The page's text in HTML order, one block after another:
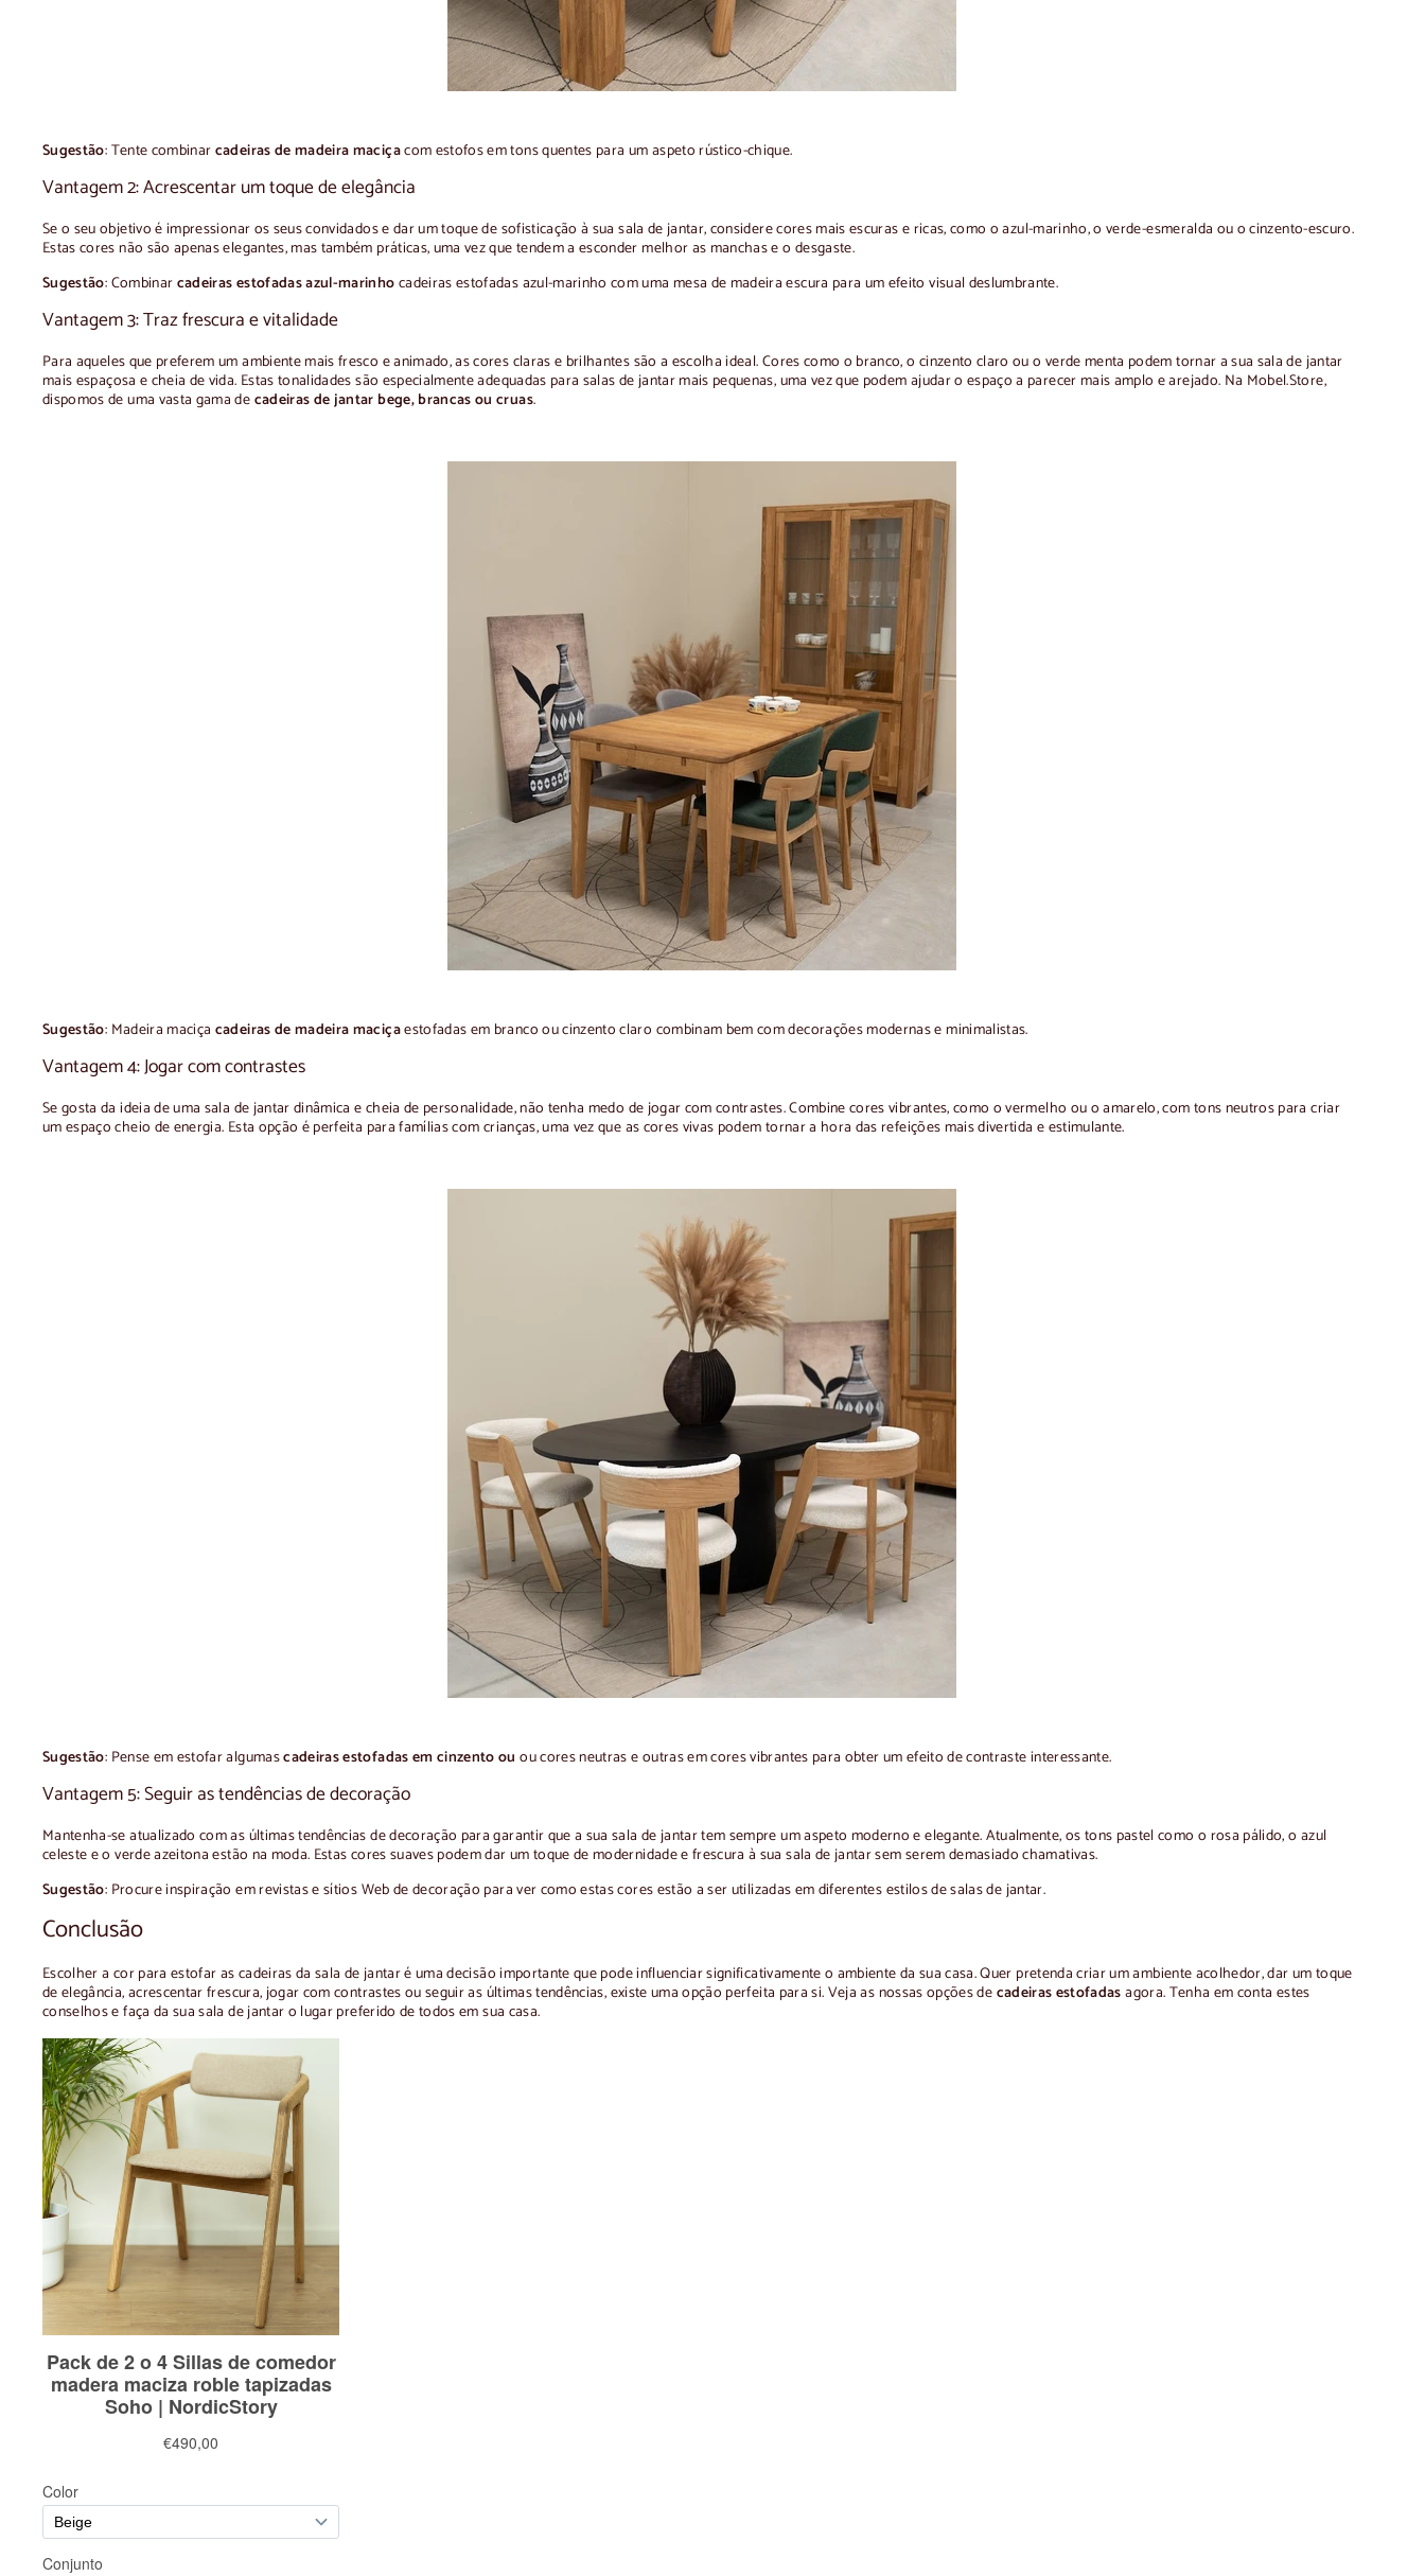
Sugestão: Tente combinarcadeiras de madeira maciçacom estofos em tons quentes para um aspeto rústico-chique.
Vantagem 2: Acrescentar um toque de elegância
Se o seu objetivo é impressionar os seus convidados e dar um toque de sofisticação à sua sala de jantar, considere cores mais escuras e ricas, como o azul-marinho, o verde-esmeralda ou o cinzento-escuro.
Estas cores não são apenas elegantes, mas também práticas, uma vez que tendem a esconder melhor as manchas e o desgaste.
Sugestão: Combinarcadeiras estofadas azul-marinhocadeiras estofadas azul-marinho com uma mesa de madeira escura para um efeito visual deslumbrante.
Vantagem 3: Traz frescura e vitalidade
Para aqueles que preferem um ambiente mais fresco e animado, as cores claras e brilhantes são a escolha ideal. Cores como o branco, o cinzento claro ou o verde menta podem tornar a sua sala de jantar
mais espaçosa e cheia de vida. Estas tonalidades são especialmente adequadas para salas de jantar mais pequenas, uma vez que podem ajudar o espaço a parecer mais amplo e arejado. Na Mobel.Store,
dispomos de uma vasta gama decadeiras de jantar bege, brancas ou cruas.
Sugestão: Madeira maciça cadeiras de madeira maciçaestofadas em branco ou cinzento claro combinam bem com decorações modernas e minimalistas.
Vantagem 4: Jogar com contrastes
Se gosta da ideia de uma sala de jantar dinâmica e cheia de personalidade, não tenha medo de jogar com contrastes. Combine cores vibrantes, como o vermelho ou o amarelo, com tons neutros para criar
um espaço cheio de energia. Esta opção é perfeita para famílias com crianças, uma vez que as cores vivas podem tornar a hora das refeições mais divertida e estimulante.
Sugestão: Pense em estofar algumascadeiras estofadas em cinzento ou ou cores neutras e outras em cores vibrantes para obter um efeito de contraste interessante.
Vantagem 5: Seguir as tendências de decoração
Mantenha-se atualizado com as últimas tendências de decoração para garantir que a sua sala de jantar tem sempre um aspeto moderno e elegante. Atualmente, os tons pastel como o rosa pálido, o azul
celeste e o verde azeitona estão na moda. Estas cores suaves podem dar um toque de modernidade e frescura à sua sala de jantar sem serem demasiado chamativas.
Sugestão: Procure inspiração em revistas e sítios Web de decoração para ver como estas cores estão a ser utilizadas em diferentes estilos de salas de jantar.
Conclusão
Escolher a cor para estofar as cadeiras da sala de jantar é uma decisão importante que pode influenciar significativamente o ambiente da sua casa. Quer pretenda criar um ambiente acolhedor, dar um toque
de elegância, acrescentar frescura, jogar com contrastes ou seguir as últimas tendências, existe uma opção perfeita para si. Veja as nossas opções decadeiras estofadasagora. Tenha em conta estes
conselhos e faça da sua sala de jantar o lugar preferido de todos em sua casa.